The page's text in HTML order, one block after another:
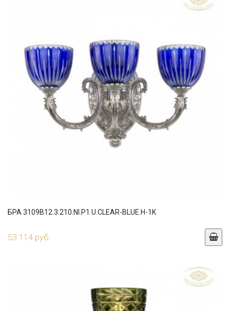
БРА 3109B12.3.210.NI.P1.U.CLEAR-BLUE.H-1K
53 114 руб.